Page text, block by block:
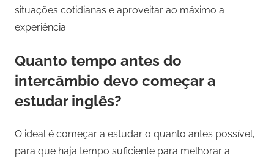
situações cotidianas e aproveitar ao máximo a
experiência.
Quanto tempo antes do
intercâmbio devo começar a
estudar inglês?
O ideal é começar a estudar o quanto antes possível,
para que haja tempo suficiente para melhorar a